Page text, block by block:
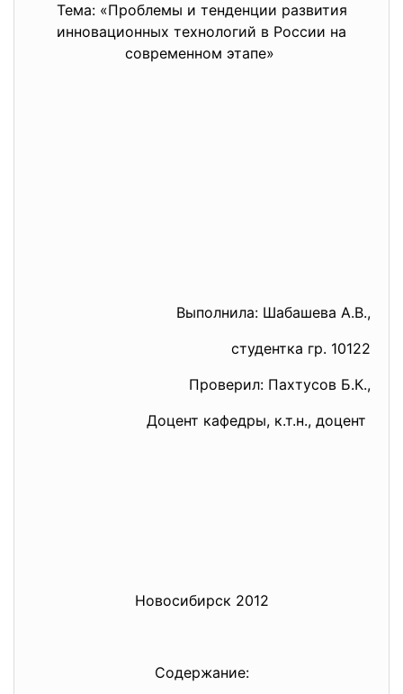
Тема: «Проблемы и тенденции развития
инновационных технологий в России на
современном этапе»
Выполнила: Шабашева А.В.,
студентка гр. 10122
Проверил: Пахтусов Б.К.,
Доцент кафедры, к.т.н., доцент
Новосибирск 2012
Содержание: